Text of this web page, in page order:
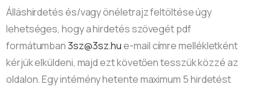
Álláshirdetés és/vagy önéletrajz feltöltése úgy
lehetséges, hogya hirdetés szövegétpdf
formátumban3sz@3sz.hue-mail címre mellékletként
kérjük elküldeni, majd ezt követően tesszük közzé az
oldalon.Egyintéményhetente maximum 5 hirdetést